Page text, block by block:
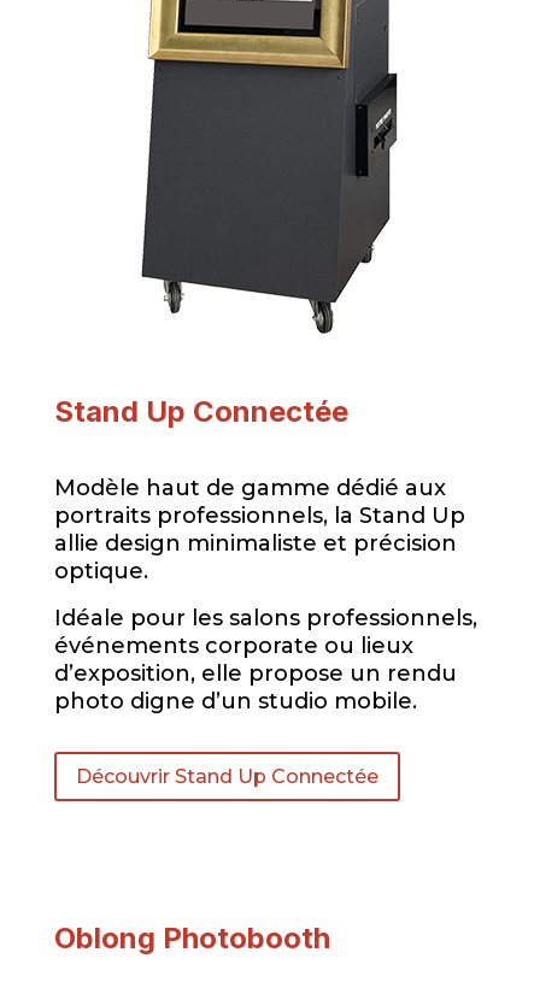
Stand Up Connectée
Modèle haut de gamme dédié aux
portraits professionnels, la Stand Up
allie design minimaliste et précision
optique.
Idéale pour les salons professionnels,
événements corporate ou lieux
d’exposition, elle propose un rendu
photo digne d’un studio mobile.
Découvrir Stand Up Connectée
Oblong Photobooth